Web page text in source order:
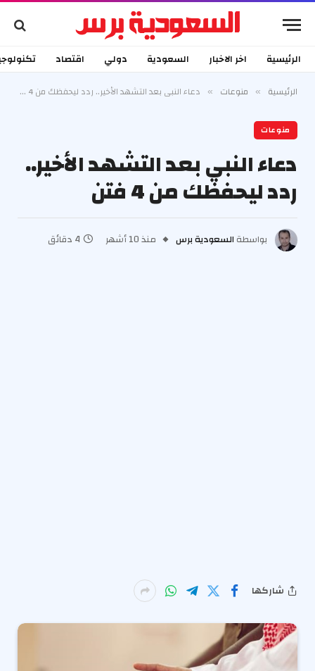
الرئيسية اخر الاخبار السعودية دولي اقتصاد
الرئيسية » منوعات » دعاء النبي بعد التشهد الأخير.. ردد ليحفظك من 4 فتن
منوعات
دعاء النبي بعد التشهد الأخير..
ردد ليحفظك من 4 فتن
بواسطة السعودية برس منذ 10 أشهر 4 دقائق
شاركها